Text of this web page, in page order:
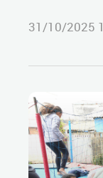
31/10/2025